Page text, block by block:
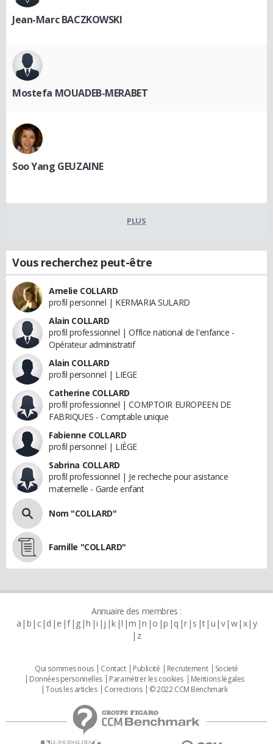
Jean-Marc BACZKOWSKI
Mostefa MOUADEB-MERABET
Soo Yang GEUZAINE
PLUS
Vous recherchez peut-être
Amelie COLLARD
profil personnel | KERMARIA SULARD
Alain COLLARD
profil professionnel | Office national de l'enfance -
Opérateur administratif
Alain COLLARD
profil personnel | LIEGE
Catherine COLLARD
profil professionnel | COMPTOIR EUROPEEN DE
FABRIQUES - Comptable unique
Fabienne COLLARD
profil personnel | LIÈGE
Sabrina COLLARD
profil professionnel | Je recheche pour asistance
maternelle - Garde enfant
Nom "COLLARD"
Famille "COLLARD"
Annuaire des membres :
a b c d e f g h i j k l m n o p q r s t u v w x y
z
Qui sommes nous Contact Publicité Recrutement
Societé
Données personnelles
Paramétrer les cookies
Mentions légales
Tous les articles
Corrections © 2022 CCM Benchmark